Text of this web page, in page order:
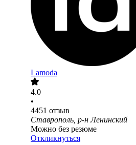
Lamoda
4.0
•
4451 отзыв
Ставрополь, р-н Ленинский
Можно без резюме
Откликнуться